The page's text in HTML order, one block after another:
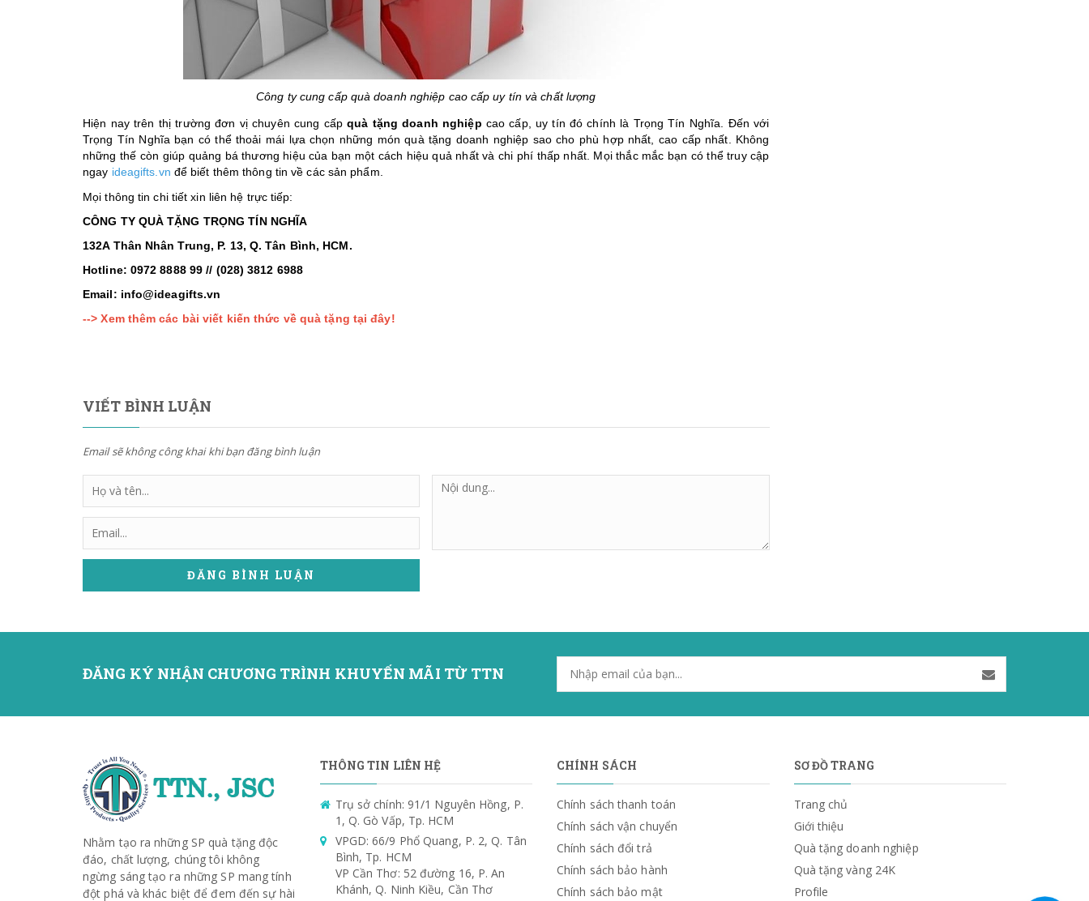
Công ty cung cấp quà doanh nghiệp cao cấp uy tín và chất lượng
Hiện nay trên thị trường đơn vị chuyên cung cấpquà tặng doanh nghiệp cao cấp, uy tín đó chính là Trọng Tín Nghĩa. Đến với
Trọng Tín Nghĩa bạn có thể thoải mái lựa chọn những món quà tặng doanh nghiệp sao cho phù hợp nhất, cao cấp nhất. Không
những thế còn giúp quảng bá thương hiệu của bạn một cách hiệu quả nhất và chi phí thấp nhất. Mọi thắc mắc bạn có thể truy cập
ngay ideagifts.vn để biết thêm thông tin về các sản phẩm.
Mọi thông tin chi tiết xin liên hệ trực tiếp:
CÔNG TY QUÀ TẶNG TRỌNG TÍN NGHĨA
132A Thân Nhân Trung, P. 13, Q. Tân Bình, HCM.
Hotline: 0972 8888 99 // (028) 3812 6988
Email: info@ideagifts.vn
--> Xem thêm các bài viết kiến thức về quà tặng tại đây!
VIẾT BÌNH LUẬN
Email sẽ không công khai khi bạn đăng bình luận
ĐĂNG BÌNH LUẬN
ĐĂNG KÝ NHẬN CHƯƠNG TRÌNH KHUYẾN MÃI TỪ TTN
Nhằm tạo ra những SP quà tặng độc
đáo, chất lượng, chúng tôi không
ngừng sáng tạo ra những SP mang tính
đột phá và khác biệt để đem đến sự hài
THÔNG TIN LIÊN HỆ
Trụ sở chính: 91/1 Nguyên Hồng, P.
1, Q. Gò Vấp, Tp. HCM
VPGD: 66/9 Phổ Quang, P. 2, Q. Tân
Bình, Tp. HCM
VP Cần Thơ: 52 đường 16, P. An
Khánh, Q. Ninh Kiều, Cần Thơ
CHÍNH SÁCH
Chính sách thanh toán
Chính sách vận chuyển
Chính sách đổi trả
Chính sách bảo hành
Chính sách bảo mật
SƠ ĐỒ TRANG
Trang chủ
Giới thiệu
Quà tặng doanh nghiệp
Quà tặng vàng 24K
Profile